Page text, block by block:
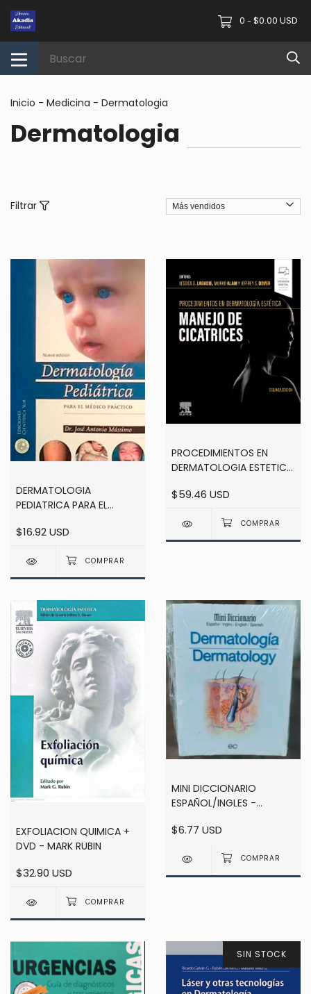
0 - $0.00 USD
Inicio - Medicina - Dermatologia
Dermatologia
Filtrar
DERMATOLOGIA
PEDIATRICA PARA EL
MASSIMO
$16.92 USD
PROCEDIMIENTOS EN
DERMATOLOGIA ESTETICA
- 2DA ED - LABADIE
$59.46 USD
EXFOLIACION QUIMICA +
DVD - MARK RUBIN
$32.90 USD
MINI DICCIONARIO
ESPAÑOL/INGLES -
DERMATOLOGIA /
$6.77 USD
SIN STOCK